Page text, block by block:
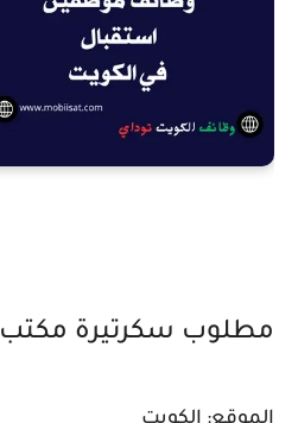
مطلوب سكرتيرة مكتب